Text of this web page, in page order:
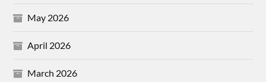
May 2026
April 2026
March 2026